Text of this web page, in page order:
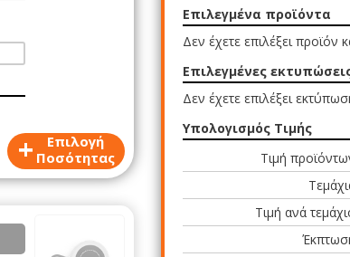
+
Επιλογή
Ποσότητας
Επιλεγμένα προϊόντα
Δεν έχετε επιλέξει προϊόν
Επιλεγμένες
Δεν έχετε επιλέξει
Υπολογισμός Τιμής
Τιμή
Τιμή ανά